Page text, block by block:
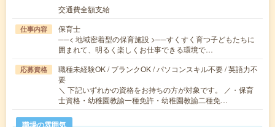
交通費全額支給
仕事内容
保育士
──< 地域密着型の保育施設 >──すくすく育つ子どもたちに
囲まれて、明るく楽しくお仕事できる環境で…
応募資格
職種未経験OK / ブランクOK / パソコンスキル不要 / 英語力不
要
＼ 下記いずれかの資格をお持ちの方が対象です。 ／・保育
士資格・幼稚園教諭一種免許・幼稚園教諭二種免…
職場の雰囲気